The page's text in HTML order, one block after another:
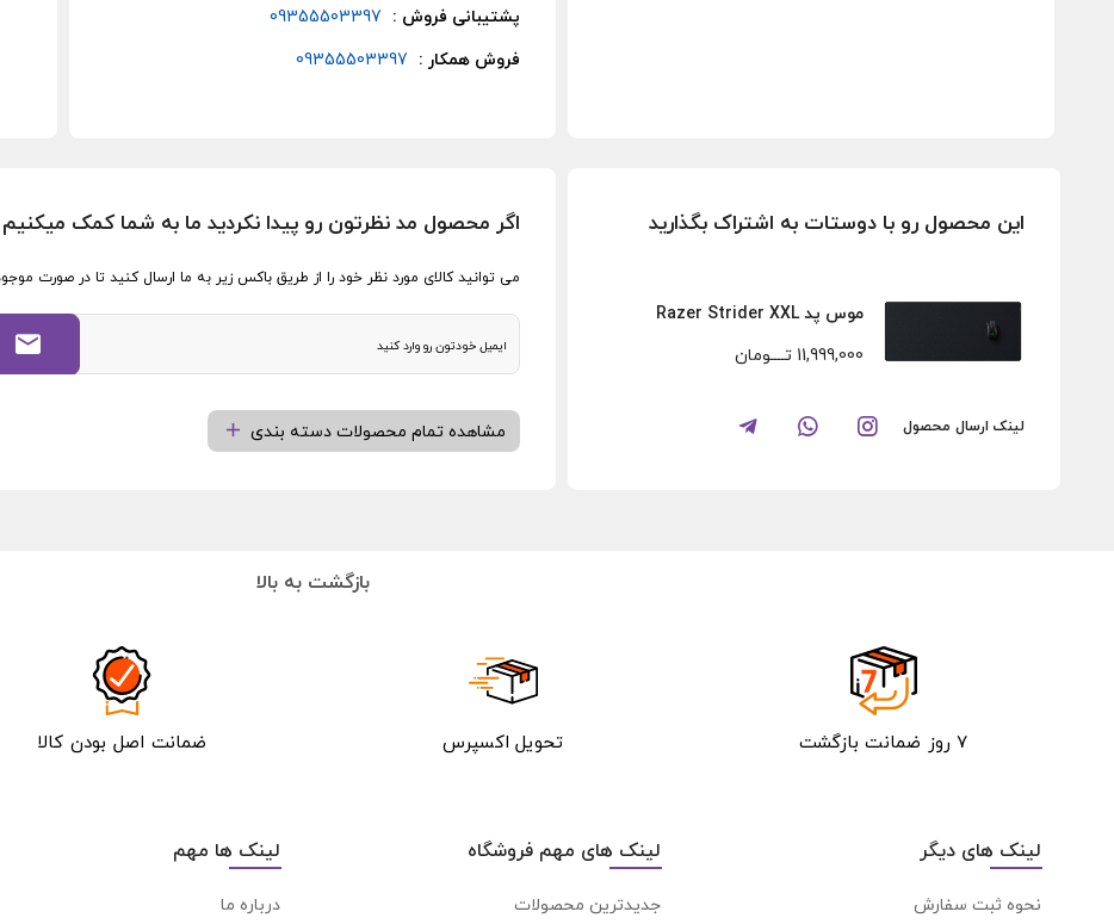
پشتیبانی فروش : 09355503397
فروش همکار : 09355503397
این محصول رو با دوستات به اشتراک بگذارید
موس پد Razer Strider XXL
11,999,000 تــــومان
لینک ارسال محصول
اگر محصول مد نظرتون رو پیدا نکردید ما به شما کمک میکنیم
می توانید کالای مورد نظر خود را از طریق باکس زیر به ما ارسال کنید تا در صورت
مشاهده تمام محصولات دسته بندی
بازگشت به بالا
۷ روز ضمانت بازگشت تحویل اکسپرس ضمانت اصل بودن کالا
لینک های دیگر
نحوه ثبت سفارش
لینک های مهم فروشگاه
جدیدترین محصولات
لینک ها مهم
درباره ما